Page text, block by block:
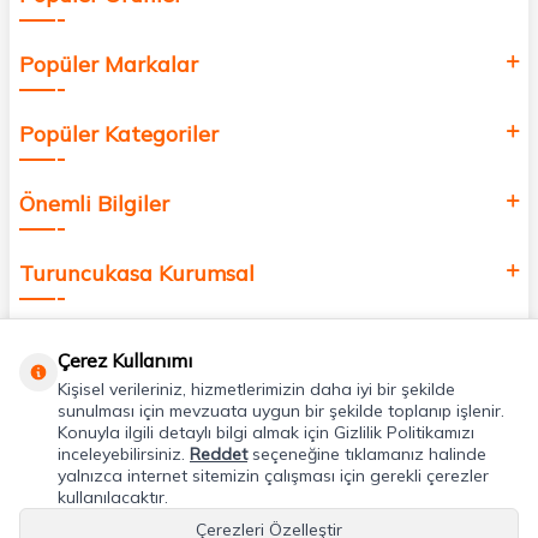
Popüler Markalar
Popüler Kategoriler
Önemli Bilgiler
Turuncukasa Kurumsal
Uygulamalarımız
Adres & İletişim
Çerez Kullanımı
Kişisel verileriniz, hizmetlerimizin daha iyi bir şekilde
sunulması için mevzuata uygun bir şekilde toplanıp işlenir.
Konuyla ilgili detaylı bilgi almak için Gizlilik Politikamızı
inceleyebilirsiniz. Reddetseçeneğine tıklamanız halinde
yalnızca internet sitemizin çalışması için gerekli çerezler
kullanılacaktır.
Çerezleri Özelleştir